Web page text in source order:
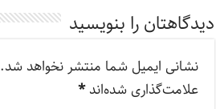
دیدگاهتان را بنویسید
نشانی ایمیل شما منتشر نخواهد شد.
علامت‌گذاری شده‌اند*